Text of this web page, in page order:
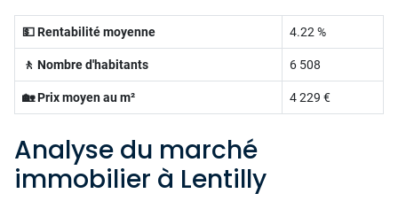
💵 Rentabilité moyenne 4.22 %
🚶 Nombre d'habitants 6 508
🏡 Prix moyen au m² 4 229 €
Analyse du marché
immobilier à Lentilly